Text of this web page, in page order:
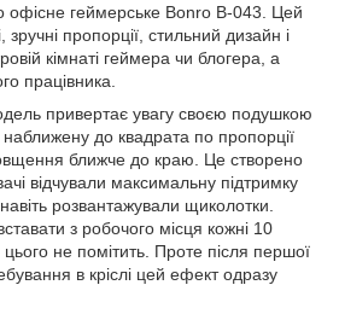
офісне геймерське Bonro B-043. Цей
зручні пропорції, стильний дизайн і
кімнаті геймера чи блогера, а
працівника.
привертає увагу своєю подушкою
до квадрата по пропорції
ближче до краю. Це створено
відчували максимальну підтримку
навіть розвантажували щиколотки.
з робочого місця кожні 10
не помітить. Проте після першої
в кріслі цей ефект одразу